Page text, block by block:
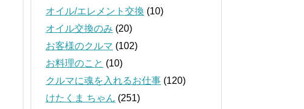
オイル/エレメント交換 (10)
オイル交換のみ (20)
お客様のクルマ (102)
お料理のこと (10)
クルマに魂を入れるお仕事 (120)
けたくま ちゃん (251)